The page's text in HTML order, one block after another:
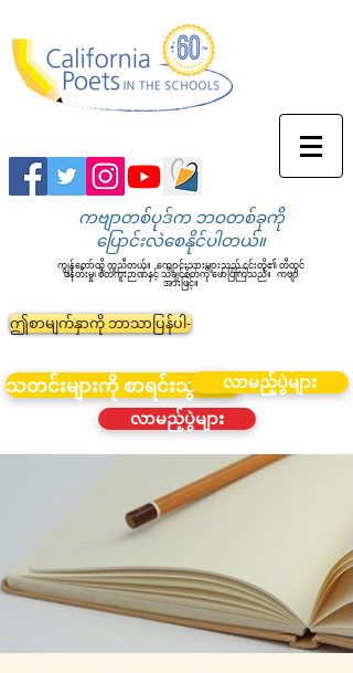
ကဗျာတစ်ပုဒ်က ဘဝတစ်ခုကို
ပြောင်းလဲစေနိုင်ပါတယ်။
ကျွန်တော်တို့ ကူညီတယ်။ ကျောင်းသားများသည် ၎င်းတို့၏ တီထွင်
ဖန်တီးမှု၊ စိတ်ကူးဉာဏ်နှင့် သိချင်စိတ်ကို ဖော်ပြကြသည်။ ကဗျာ
အားဖြင့်။
ဤစာမျက်နှာကို ဘာသာပြန်ပါ-
သတင်းများကို စာရင်းသွင်းပါ။လာမည့်ပွဲများ
လာမည့်ပွဲများ